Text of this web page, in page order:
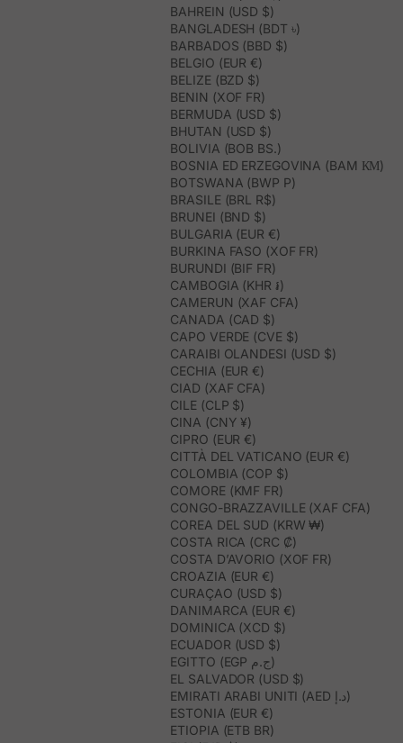
BAHREIN (USD $)
BANGLADESH (BDT ৳)
BARBADOS (BBD $)
BELGIO (EUR €)
BELIZE (BZD $)
BENIN (XOF FR)
BERMUDA (USD $)
BHUTAN (USD $)
BOLIVIA (BOB BS.)
BOSNIA ED ERZEGOVINA (BAM КМ)
BOTSWANA (BWP P)
BRASILE (BRL R$)
BRUNEI (BND $)
BULGARIA (EUR €)
BURKINA FASO (XOF FR)
BURUNDI (BIF FR)
CAMBOGIA (KHR ៛)
CAMERUN (XAF CFA)
CANADA (CAD $)
CAPO VERDE (CVE $)
CARAIBI OLANDESI (USD $)
CECHIA (EUR €)
CIAD (XAF CFA)
CILE (CLP $)
CINA (CNY ¥)
CIPRO (EUR €)
CITTÀ DEL VATICANO (EUR €)
COLOMBIA (COP $)
COMORE (KMF FR)
CONGO-BRAZZAVILLE (XAF CFA)
COREA DEL SUD (KRW ₩)
COSTA RICA (CRC ₡)
COSTA D’AVORIO (XOF FR)
CROAZIA (EUR €)
CURAÇAO (USD $)
DANIMARCA (EUR €)
DOMINICA (XCD $)
ECUADOR (USD $)
EGITTO (EGP ج.م)
EL SALVADOR (USD $)
EMIRATI ARABI UNITI (AED د.إ)
ESTONIA (EUR €)
ETIOPIA (ETB BR)